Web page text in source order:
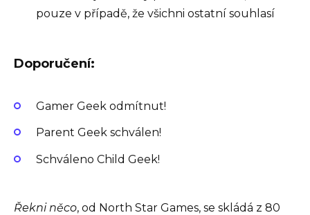
pouze v případě, že všichni ostatní souhlasí
Doporučení:
Gamer Geek odmítnut!
Parent Geek schválen!
Schváleno Child Geek!
Řekni něco, od North Star Games, se skládá z 80